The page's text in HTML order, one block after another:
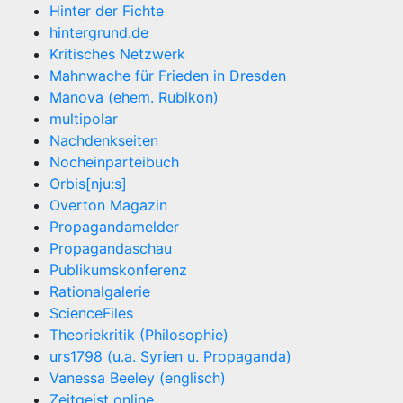
Hinter der Fichte
hintergrund.de
Kritisches Netzwerk
Mahnwache für Frieden in Dresden
Manova (ehem. Rubikon)
multipolar
Nachdenkseiten
Nocheinparteibuch
Orbis[nju:s]
Overton Magazin
Propagandamelder
Propagandaschau
Publikumskonferenz
Rationalgalerie
ScienceFiles
Theoriekritik (Philosophie)
urs1798 (u.a. Syrien u. Propaganda)
Vanessa Beeley (englisch)